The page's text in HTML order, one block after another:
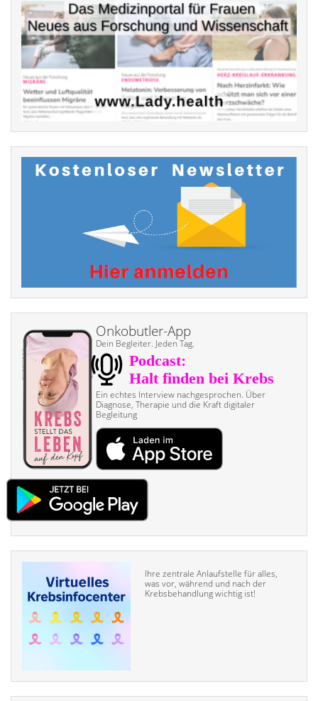
Onkobutler-App
Dein Begleiter. Jeden Tag.
Ein echtes Interview nach­gesprochen. Über
Diagnose, Therapie und die Kraft digitaler
Begleitung
Ihre zentrale Anlaufstelle für alles,
was vor, während und nach der
Krebsbehandlung wichtig ist!